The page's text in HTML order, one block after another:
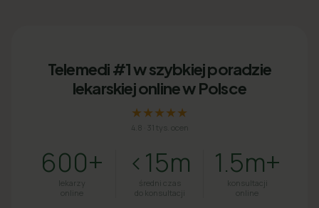
Telemedi #1 w szybkiej poradzie
lekarskiej online w Polsce
★★★★★
4.8 31 tys. ocen
600+
lekarzy
online
<15m
średni czas
do konsultacji
1.5m+
konsultacji
online